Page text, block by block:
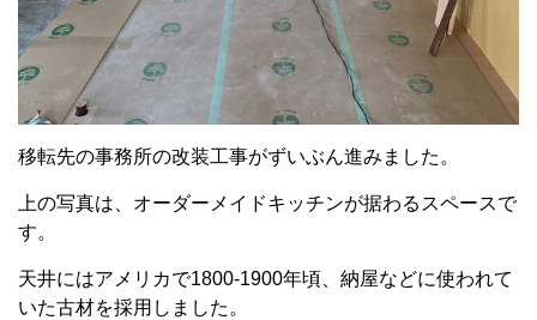
移転先の事務所の改装工事がずいぶん進みました。
上の写真は、オーダーメイドキッチンが据わるスペースで
す。
天井にはアメリカで1800-1900年頃、納屋などに使われて
いた古材を採用しました。